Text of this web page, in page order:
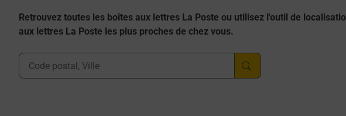
Retrouvez toutes les boîtes aux lettres La Poste ou utilisez l'outil de
aux lettres La Poste les plus proches de chez vous.
Ville, Département, Code Postal